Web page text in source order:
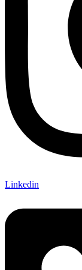
Linkedin